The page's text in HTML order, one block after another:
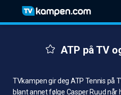
ATP på TV
TVkampen gir deg ATP Tennis på
blant annet følge Casper Ruud når